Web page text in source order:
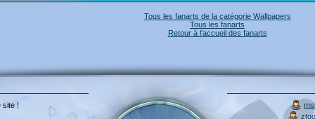
Tous les fanarts de la catégorie Wallpapers
Tous les fanarts
Retour à l'accueil des fanarts
site !